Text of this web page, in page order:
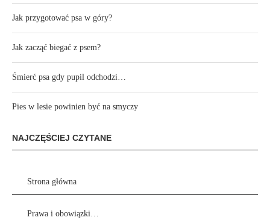
Jak przygotować psa w góry?
Jak zacząć biegać z psem?
Śmierć psa gdy pupil odchodzi…
Pies w lesie powinien być na smyczy
NAJCZĘŚCIEJ CZYTANE
Strona główna
Prawa i obowiązki…